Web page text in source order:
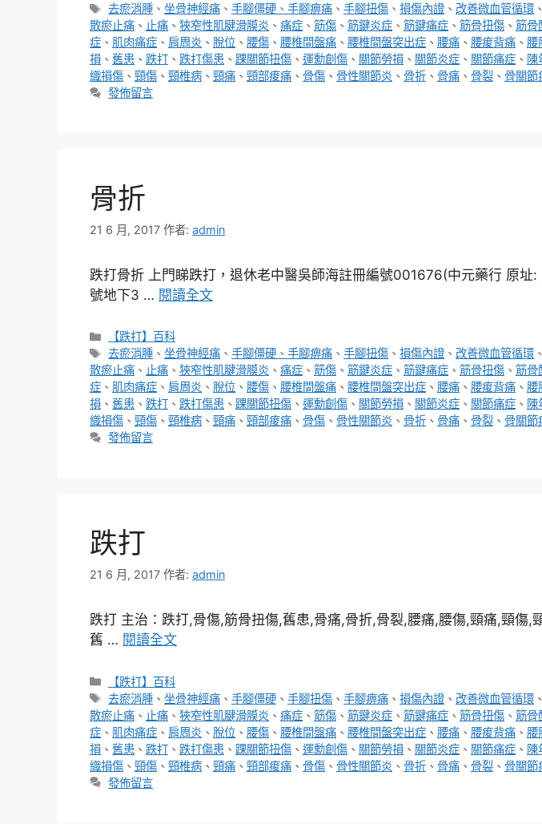
類
標
籤
去瘀消腫 、坐骨神經痛 、手腳僵硬、手腳痹痛 、手腳扭傷 、損傷內證 、 改善微血管循環 、
散瘀止痛 、 止痛 、 狹窄性肌腱滑膜炎 、 痛症 、 筋傷 、 筋鍵炎症 、 筋鍵痛症 、 筋骨扭傷 、 筋骨
症 、 肌肉痛症 、 肩周炎 、 脫位 、 腰傷 、 腰椎間盤痛 、 腰椎間盤突出症 、 腰痛 、 腰痠背痛 、 腰
損 、 舊患 、 跌打 、 跌打傷患 、 踝關節扭傷 、 運勳創傷 、 關節勞損 、 關節炎症 、 關節痛症 、 陳
織損傷 、 頸傷 、 頸椎病 、 頸痛 、 頸部痠痛 、 骨傷 、 骨性關節炎 、 骨折 、 骨痛 、 骨裂 、 骨關節
發佈留言
骨折
21 6 月, 2017 作者: admin
跌打骨折 上門睇跌打，退休老中醫吳師海註冊編號001676(中元藥行 原址
號地下3 … 閱讀全文
分
類
【跌打】百科
標
籤
去瘀消腫 、坐骨神經痛 、手腳僵硬、手腳痹痛 、手腳扭傷 、損傷內證 、 改善微血管循環 、
散瘀止痛 、 止痛 、 狹窄性肌腱滑膜炎 、 痛症 、 筋傷 、 筋鍵炎症 、 筋鍵痛症 、 筋骨扭傷 、 筋骨
症 、 肌肉痛症 、 肩周炎 、 脫位 、 腰傷 、 腰椎間盤痛 、 腰椎間盤突出症 、 腰痛 、 腰痠背痛 、 腰
損 、 舊患 、 跌打 、 跌打傷患 、 踝關節扭傷 、 運勳創傷 、 關節勞損 、 關節炎症 、 關節痛症 、 陳
織損傷 、 頸傷 、 頸椎病 、 頸痛 、 頸部痠痛 、 骨傷 、 骨性關節炎 、 骨折 、 骨痛 、 骨裂 、 骨關節
發佈留言
跌打
21 6 月, 2017 作者: admin
跌打 主治：跌打,骨傷,筋骨扭傷,舊患,骨痛,骨折,骨裂,腰痛,腰傷,頸痛,頸傷,
舊 … 閱讀全文
分
類
【跌打】百科
標
籤
去瘀消腫 、坐骨神經痛 、手腳僵硬 、手腳扭傷 、手腳痹痛 、損傷內證 、 改善微血管循環 、
散瘀止痛 、 止痛 、 狹窄性肌腱滑膜炎 、 痛症 、 筋傷 、 筋鍵炎症 、 筋鍵痛症 、 筋骨扭傷 、 筋骨
症 、 肌肉痛症 、 肩周炎 、 脫位 、 腰傷 、 腰椎間盤痛 、 腰椎間盤突出症 、 腰痛 、 腰痠背痛 、 腰
損 、 舊患 、 跌打 、 跌打傷患 、 踝關節扭傷 、 運勳創傷 、 關節勞損 、 關節炎症 、 關節痛症 、 陳
織損傷 、 頸傷 、 頸椎病 、 頸痛 、 頸部痠痛 、 骨傷 、 骨性關節炎 、 骨折 、 骨痛 、 骨裂 、 骨關節
發佈留言